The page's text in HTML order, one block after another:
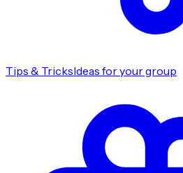
Tips & TricksIdeas for your group